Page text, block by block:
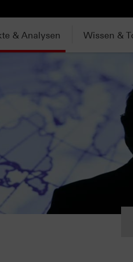
& Analysen Wissen &